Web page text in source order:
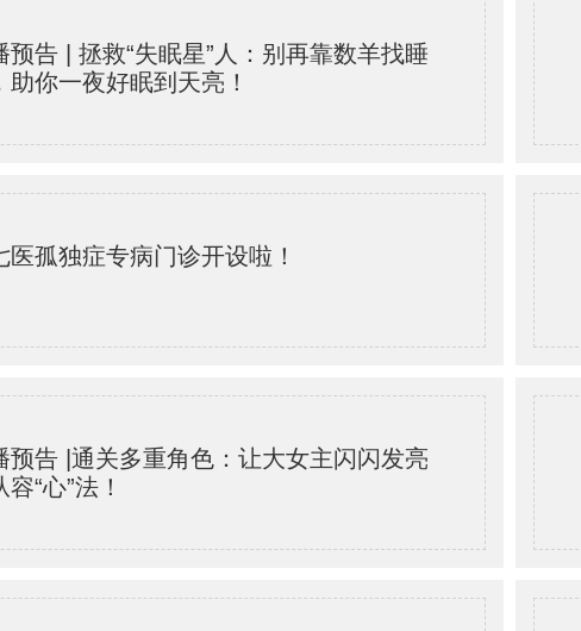
预告 | 拯救“失眠星”人：别再靠数羊找睡
助你一夜好眠到天亮！
医孤独症专病门诊开设啦！
预告 |通关多重角色：让大女主闪闪发亮
容“心”法！